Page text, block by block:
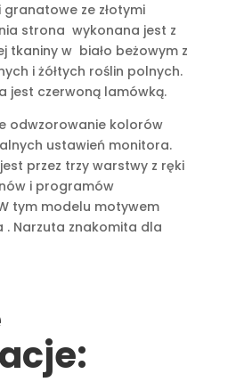
ze złotymi
strona wykonana jest z
tkaniny w biało beżowym z
i żółtych roślin polnych.
jest czerwoną lamówką.
odwzorowanie kolorów
ustawień monitora.
przez trzy warstwy z ręki
i programów
tym modelu motywem
. Narzuta znakomita dla